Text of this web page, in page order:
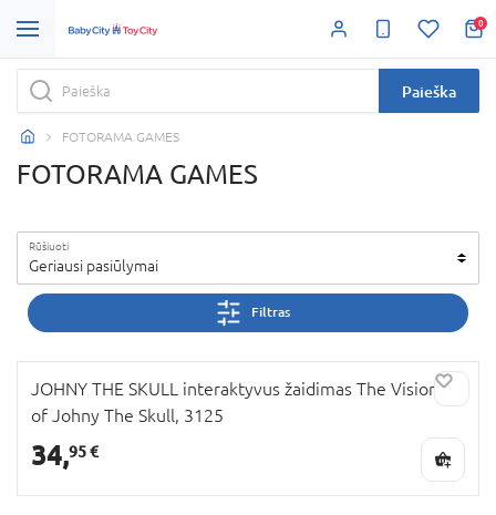
0
Paieška
FOTORAMA GAMES
FOTORAMA GAMES
Rūšiuoti
Geriausi pasiūlymai
Filtras
JOHNY THE SKULL interaktyvus žaidimas The Visions
of Johny The Skull, 3125
34,95 €